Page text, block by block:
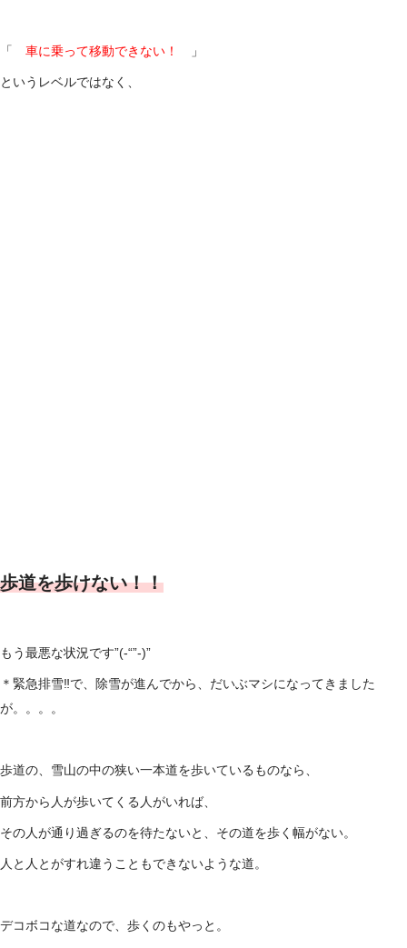
「 車に乗って移動できない！ 」
というレベルではなく、
歩道を歩けない！！
もう最悪な状況です”(-“”-)”
＊緊急排雪‼で、除雪が進んでから、だいぶマシになってきました
が。。。。
歩道の、雪山の中の狭い一本道を歩いているものなら、
前方から人が歩いてくる人がいれば、
その人が通り過ぎるのを待たないと、その道を歩く幅がない。
人と人とがすれ違うこともできないような道。
デコボコな道なので、歩くのもやっと。